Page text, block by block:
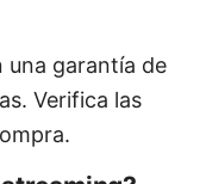
una garantía de
Verifica las